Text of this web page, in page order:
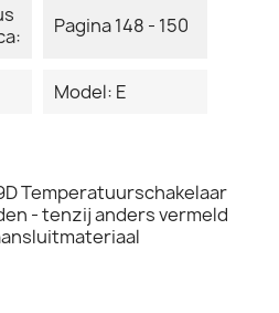
Pagina 148 - 150
Model: E
Temperatuurschakelaar
- tenzij anders vermeld